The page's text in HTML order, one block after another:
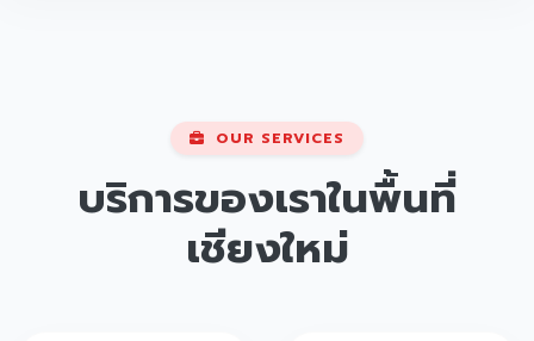
OUR SERVICES
บริการของเราในพื้นที่
เชียงใหม่